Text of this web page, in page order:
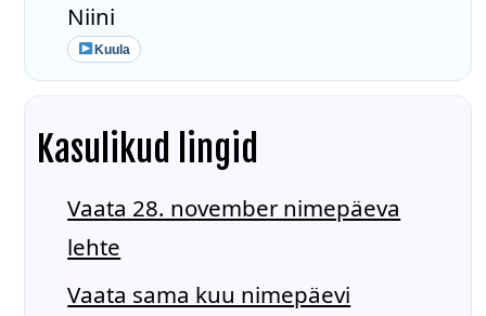
Niini
Kuula
Kasulikud lingid
Vaata 28. november nimepäeva
lehte
Vaata sama kuu nimepäevi